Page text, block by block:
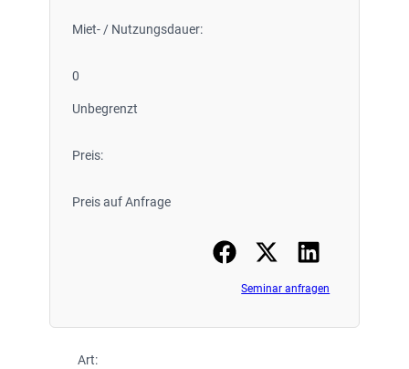
Miet- / Nutzungsdauer:
0
Unbegrenzt
Preis:
Preis auf Anfrage
Seminar anfragen
Art: